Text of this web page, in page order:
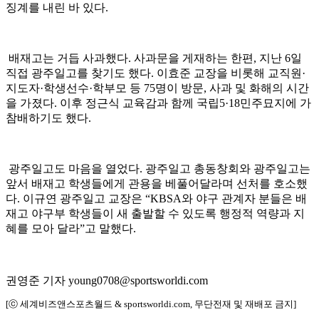
징계를 내린 바 있다.
배재고는 거듭 사과했다. 사과문을 게재하는 한편, 지난 6일
직접 광주일고를 찾기도 했다. 이효준 교장을 비롯해 교직원·
지도자·학생선수·학부모 등 75명이 방문, 사과 및 화해의 시간
을 가졌다. 이후 정근식 교육감과 함께 국립5·18민주묘지에 가
참배하기도 했다.
광주일고도 마음을 열었다. 광주일고 총동창회와 광주일고는
앞서 배재고 학생들에게 관용을 베풀어달라며 선처를 호소했
다. 이규연 광주일고 교장은 “KBSA와 야구 관계자 분들은 배
재고 야구부 학생들이 새 출발할 수 있도록 행정적 역량과 지
혜를 모아 달라”고 말했다.
권영준 기자 young0708@sportsworldi.com
[ⓒ 세계비즈앤스포츠월드 & sportsworldi.com, 무단전재 및 재배포 금지]